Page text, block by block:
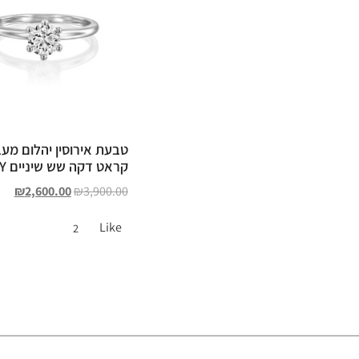
קראט דקה שש שיניים TERRY
₪3,900.00
₪2,600.00
Like
2